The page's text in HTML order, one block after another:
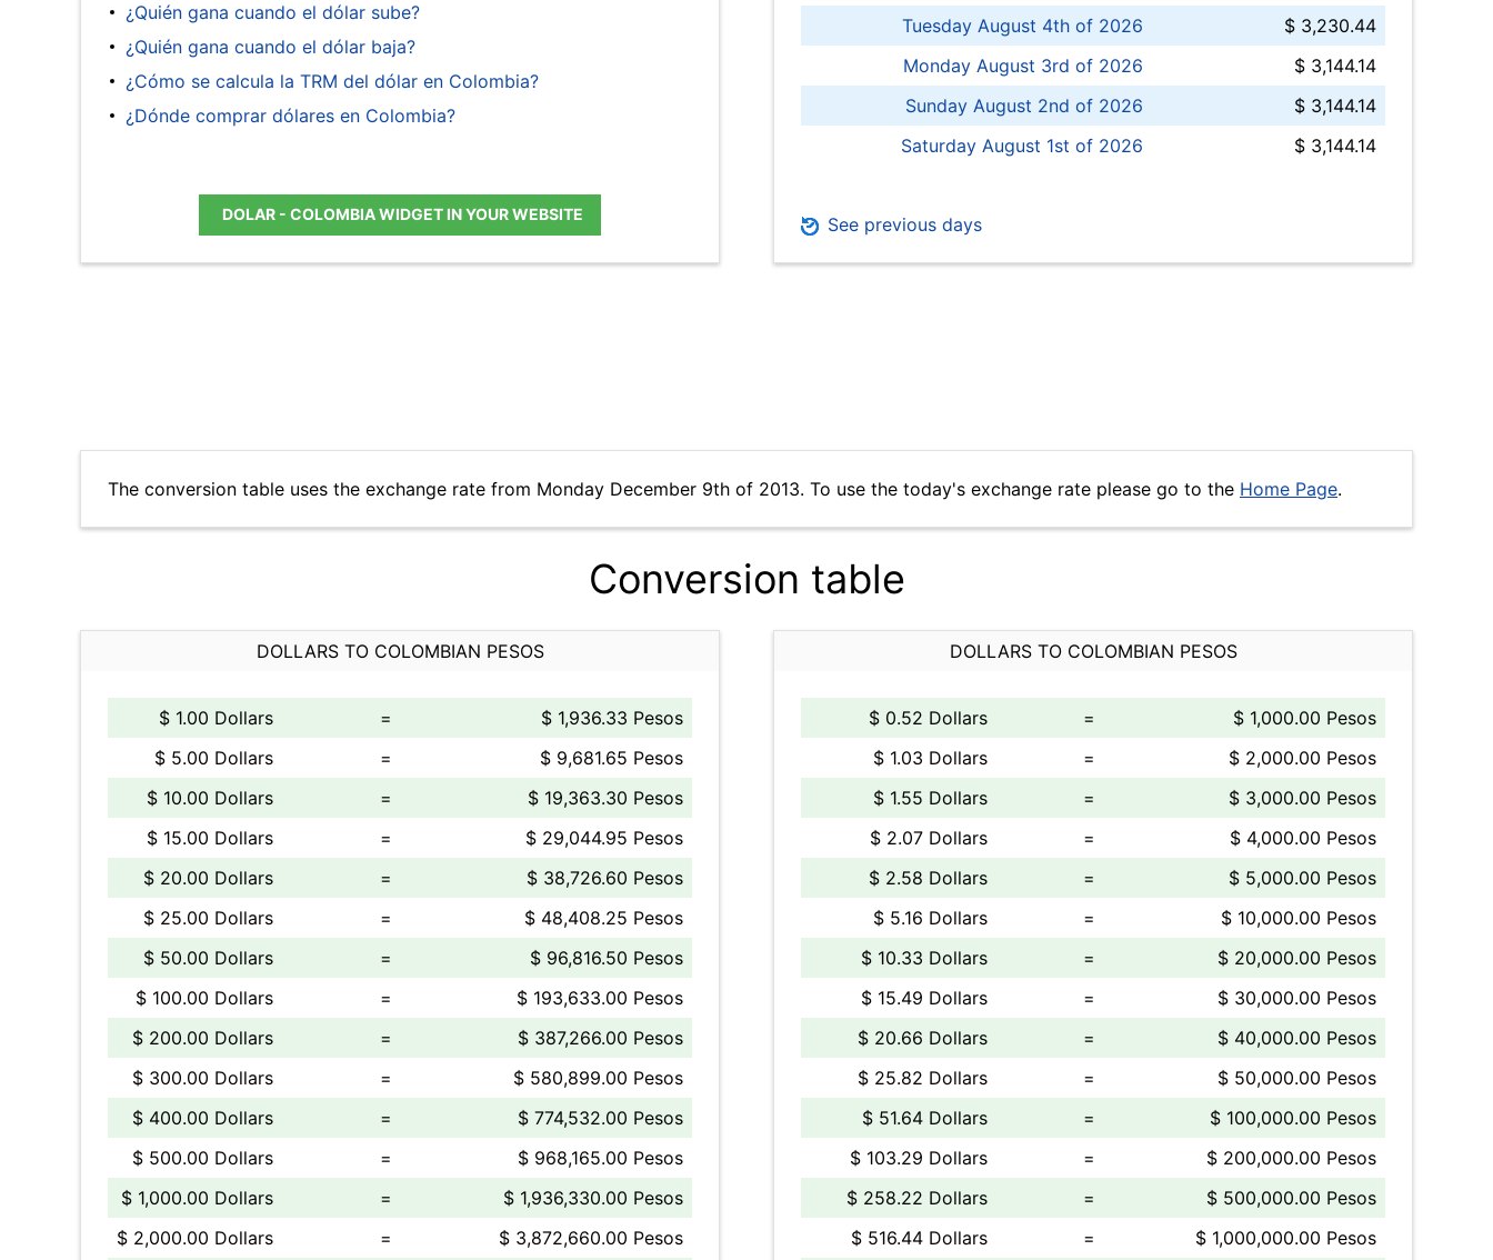
¿Quién gana cuando el dólar sube?
¿Quién gana cuando el dólar baja?
¿Cómo se calcula la TRM del dólar en Colombia?
¿Dónde comprar dólares en Colombia?
DOLAR - COLOMBIA WIDGET IN YOUR WEBSITE
Tuesday August 4th of 2026
$ 3,230.44
Monday August 3rd of 2026
$ 3,144.14
Sunday August 2nd of 2026
$ 3,144.14
Saturday August 1st of 2026
$ 3,144.14
See previous days
The conversion table uses the exchange rate from Monday December 9th of 2013. To use the today's exchange rate please go to the Home Page.
Conversion table
DOLLARS TO COLOMBIAN PESOS
$ 1.00 Dollars =
$ 1,936.33 Pesos
$ 5.00 Dollars
=
$ 9,681.65 Pesos
$ 10.00 Dollars
=
$ 19,363.30 Pesos
$ 15.00 Dollars
=
$ 29,044.95 Pesos
$ 20.00 Dollars
=
$ 38,726.60 Pesos
$ 25.00 Dollars
=
$ 48,408.25 Pesos
$ 50.00 Dollars
=
$ 96,816.50 Pesos
$ 100.00 Dollars
=
$ 193,633.00 Pesos
$ 200.00 Dollars
=
$ 387,266.00 Pesos
$ 300.00 Dollars
=
$ 580,899.00 Pesos
$ 400.00 Dollars
=
$ 774,532.00 Pesos
$ 500.00 Dollars
=
$ 968,165.00 Pesos
$ 1,000.00 Dollars
=
$ 1,936,330.00 Pesos
$ 2,000.00 Dollars
= $ 3,872,660.00 Pesos
DOLLARS TO COLOMBIAN PESOS
$ 0.52 Dollars =
$ 1,000.00 Pesos
$ 1.03 Dollars
=
$ 2,000.00 Pesos
$ 1.55 Dollars
=
$ 3,000.00 Pesos
$ 2.07 Dollars
=
$ 4,000.00 Pesos
$ 2.58 Dollars
=
$ 5,000.00 Pesos
$ 5.16 Dollars
=
$ 10,000.00 Pesos
$ 10.33 Dollars
=
$ 20,000.00 Pesos
$ 15.49 Dollars
=
$ 30,000.00 Pesos
$ 20.66 Dollars
=
$ 40,000.00 Pesos
$ 25.82 Dollars
=
$ 50,000.00 Pesos
$ 51.64 Dollars
=
$ 100,000.00 Pesos
$ 103.29 Dollars
=
$ 200,000.00 Pesos
$ 258.22 Dollars
=
$ 500,000.00 Pesos
$ 516.44 Dollars
= $ 1,000,000.00 Pesos